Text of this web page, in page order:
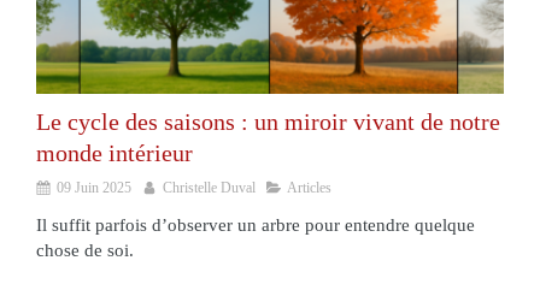
Le cycle des saisons : un miroir vivant de notre
monde intérieur
09 Juin 2025 Christelle Duval Articles
Il suffit parfois d’observer un arbre pour entendre quelque
chose de soi.